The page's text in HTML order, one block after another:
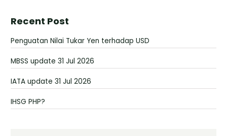
Recent Post
Penguatan Nilai Tukar Yen terhadap USD
MBSS update 31 Jul 2026
IATA update 31 Jul 2026
IHSG PHP?